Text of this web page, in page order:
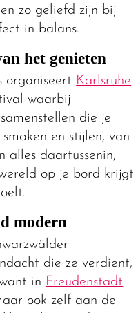
zo geliefd zijn bij
in balans.
het genieten
organiseert Karlsruhe
waarbij
die je
en stijlen, van
alles daartussenin,
op je bord krijgt
modern
die ze verdient,
in Freudenstadt
ook zelf aan de